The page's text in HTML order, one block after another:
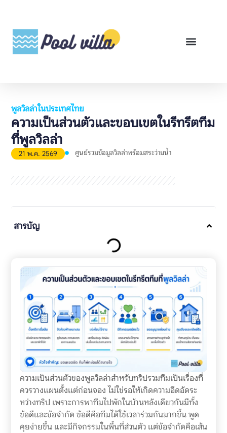
พูลวิลล่าในประเทศไทย
ความเป็นส่วนตัวและขอบเขตในรีทรีตทีม
ที่พูลวิลล่า
21 พ.ค. 2569 ศูนย์รวมข้อมูลวิลล่าพร้อมสระว่ายน้ำ
สารบัญ
ความเป็นส่วนตัวของพูลวิลล่าสำหรับทริปรวมทีมเป็นเรื่องที่
ควรวางแผนตั้งแต่ก่อนจอง ไม่ใช่รอให้เกิดความอึดอัดระ
หว่างทริป เพราะการพาทีมไปพักในบ้านหลังเดียวกันมีทั้ง
ข้อดีและข้อจำกัด ข้อดีคือทีมได้ใช้เวลาร่วมกันมากขึ้น พูด
คุยง่ายขึ้น และมีกิจกรรมในพื้นที่ส่วนตัว แต่ข้อจำกัดคือเส้น